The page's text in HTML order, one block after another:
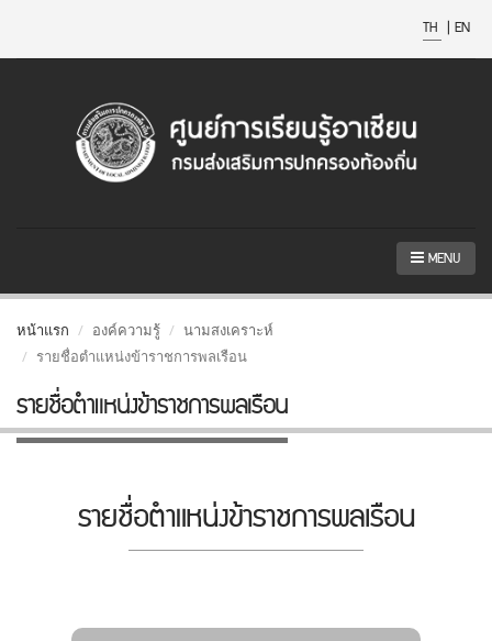
TH | EN
MENU
หน้าแรก องค์ความรู้
นามสงเคราะห์
รายชื่อตำแหน่งข้าราชการพลเรือน
รายชื่อตำแหน่งข้าราชการพลเรือน
รายชื่อตำแหน่งข้าราชการพลเรือน